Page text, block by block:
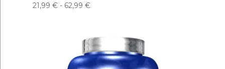
21,99 € - 62,99 €Rango
desde
21,99 €